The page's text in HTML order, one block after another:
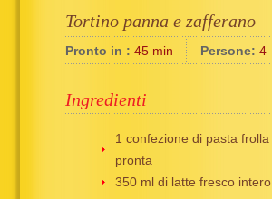
Tortino panna e zafferano
Pronto in : 45 min Persone: 4
Ingredienti
1 confezione di pasta frolla
pronta
350 ml di latte fresco intero